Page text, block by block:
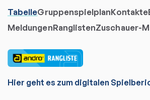
TabelleGruppenspielplanKontakte
MeldungenRanglistenZuschauer-
Hier geht es zum digitalen